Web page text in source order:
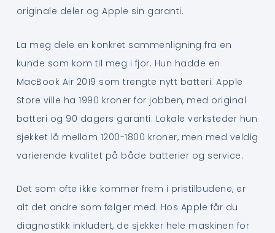
originale deler og Apple sin garanti.
La meg dele en konkret sammenligning fra en
kunde som kom til meg i fjor. Hun hadde en
MacBook Air 2019 som trengte nytt batteri. Apple
Store ville ha 1990 kroner for jobben, med original
batteri og 90 dagers garanti. Lokale verksteder hun
sjekket lå mellom 1200-1800 kroner, men med veldig
varierende kvalitet på både batterier og service.
Det som ofte ikke kommer frem i pristilbudene, er
alt det andre som følger med. Hos Apple får du
diagnostikk inkludert, de sjekker hele maskinen for